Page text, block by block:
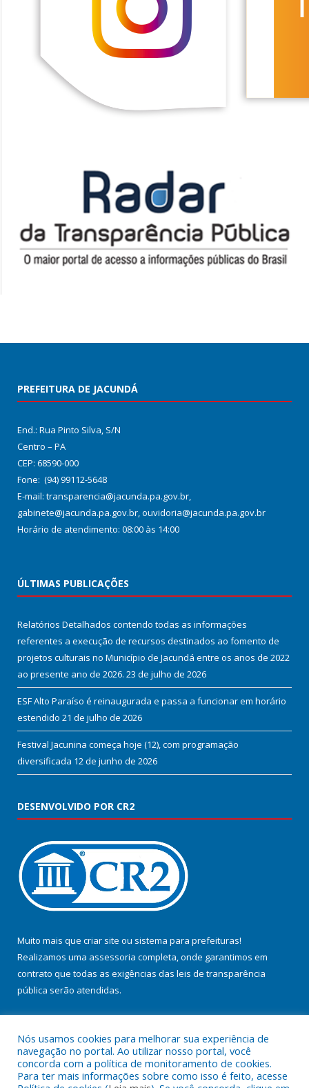
PREFEITURA DE JACUNDÁ
End.: Rua Pinto Silva, S/N
Centro – PA
CEP: 68590-000
Fone: (94) 99112-5648
E-mail: transparencia@jacunda.pa.gov.br,
gabinete@jacunda.pa.gov.br, ouvidoria@jacunda.pa.gov.br
Horário de atendimento: 08:00 às 14:00
ÚLTIMAS PUBLICAÇÕES
Relatórios Detalhados contendo todas as informações
referentes a execução de recursos destinados ao fomento de
projetos culturais no Município de Jacundá entre os anos de 2022
ao presente ano de 2026. 23 de julho de 2026
ESF Alto Paraíso é reinaugurada e passa a funcionar em horário
estendido 21 de julho de 2026
Festival Jacunina começa hoje (12), com programação
diversificada 12 de junho de 2026
DESENVOLVIDO POR CR2
Muito mais que criar site ou sistema para prefeituras!
Realizamos uma assessoria completa, onde garantimos em
contrato que todas as exigências das leis de transparência
pública serão atendidas.
Nós usamos cookies para melhorar sua experiência de
navegação no portal. Ao utilizar nosso portal, você
concorda com a política de monitoramento de cookies.
Para ter mais informações sobre como isso é feito, acesse